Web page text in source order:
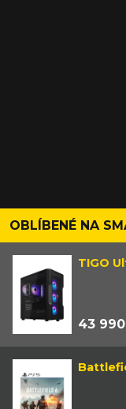
OBLÍBENÉ NA
TIGO
43 990